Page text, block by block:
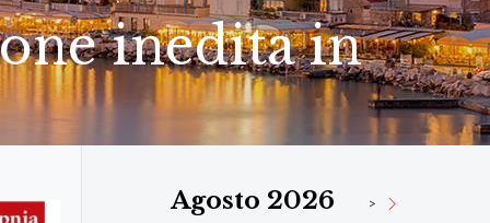
inedita in
Agosto 2026 >